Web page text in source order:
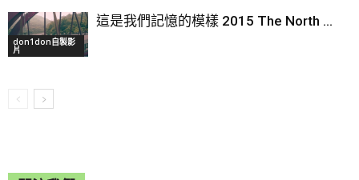
don1don自製影
片
這是我們記憶的模樣 2015 The North ...